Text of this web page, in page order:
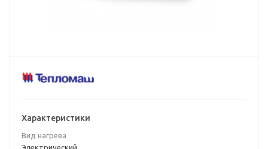
Характеристики
Вид нагрева
Электрический